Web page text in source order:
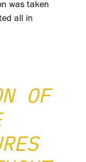
was taken
all in
OF